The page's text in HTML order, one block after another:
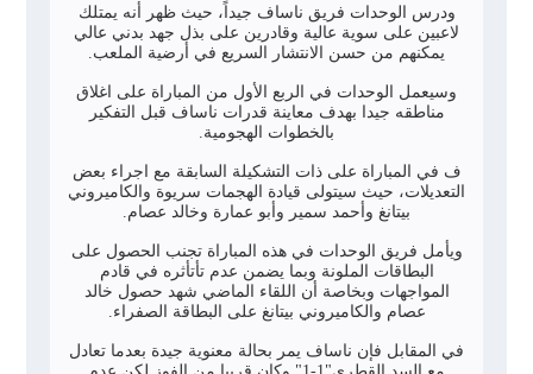
ودرس الوحدات فريق ناساف جيداً، حيث ظهر أنه يمتلك
لاعبين على سوية عالية وقادرين على بذل جهد بدني عالي
يمكنهم من حسن الانتشار السريع في أرضية الملعب.
وسيعمل الوحدات في الربع الأول من المباراة على اغلاق
مناطقه جيدا بهدف معاينة قدرات ناساف قبل التفكير
بالخطوات الهجومية.
ف في المباراة على ذات التشكيلة السابقة مع اجراء بعض
التعديلات، حيث سيتولى قيادة الهجمات سريوة والكاميروني
بيتانغ وأحمد سمير وأبو عمارة وخالد عصام.
ويأمل فريق الوحدات في هذه المباراة تجنب الحصول على
البطاقات الملونة وبما يضمن عدم تأتأثره في قادم
المواجهات وبخاصة أن اللقاء الماضي شهد حصول خالد
عصام والكاميروني بيتانغ على البطاقة الصفراء.
في المقابل فإن ناساف يمر بحالة معنوية جيدة بعدما تعادل